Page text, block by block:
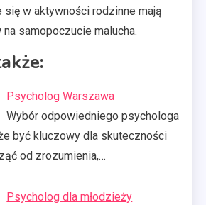
się w aktywności rodzinne mają
samopoczucie malucha.
Psycholog Warszawa
Wybór odpowiedniego psychologa
być kluczowy dla skuteczności
od zrozumienia,…
Psycholog dla młodzieży